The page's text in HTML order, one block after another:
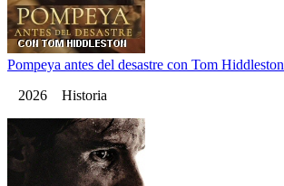
Pompeya antes del desastre con Tom Hiddleston
2026 Historia